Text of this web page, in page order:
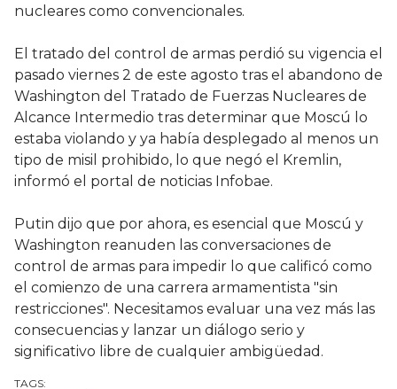
nucleares como convencionales.
El tratado del control de armas perdió su vigencia el
pasado viernes 2 de este agosto tras el abandono de
Washington del Tratado de Fuerzas Nucleares de
Alcance Intermedio tras determinar que Moscú lo
estaba violando y ya había desplegado al menos un
tipo de misil prohibido, lo que negó el Kremlin,
informó el portal de noticias Infobae.
Putin dijo que por ahora, es esencial que Moscú y
Washington reanuden las conversaciones de
control de armas para impedir lo que calificó como
el comienzo de una carrera armamentista "sin
restricciones". Necesitamos evaluar una vez más las
consecuencias y lanzar un diálogo serio y
significativo libre de cualquier ambigüedad.